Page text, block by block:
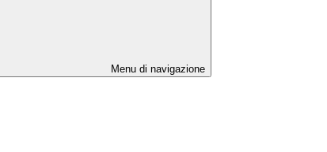
Menu di navigazione